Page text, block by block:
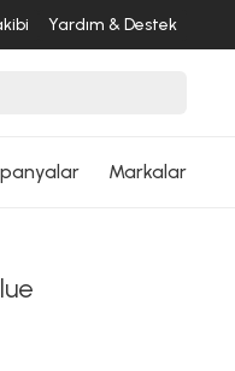
Yardım & Destek
Markalar